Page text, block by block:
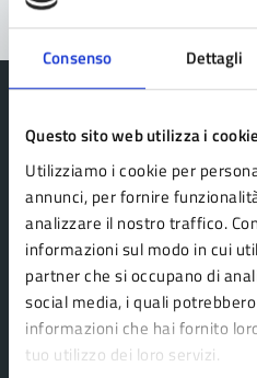
Consenso Dettagli
Questo sito web utilizza i cookie
Utilizziamo i cookie per
annunci, per fornire
analizzare il nostro traffico.
informazioni sul modo in cui
partner che si occupano di
social media, i quali
informazioni che hai fornito
tuo utilizzo dei loro servizi.
Comune Lama
AMMINISTRAZIONE
Organi di governo
Aree amministrative
Uffici